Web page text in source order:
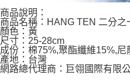
商品說明：
商品名稱：HANG TEN 二分
顏色：黃
尺寸：25-28cm
成份：棉75%,聚酯纖維15%,
產地：台灣
網路總代理商：巨翎國際有限